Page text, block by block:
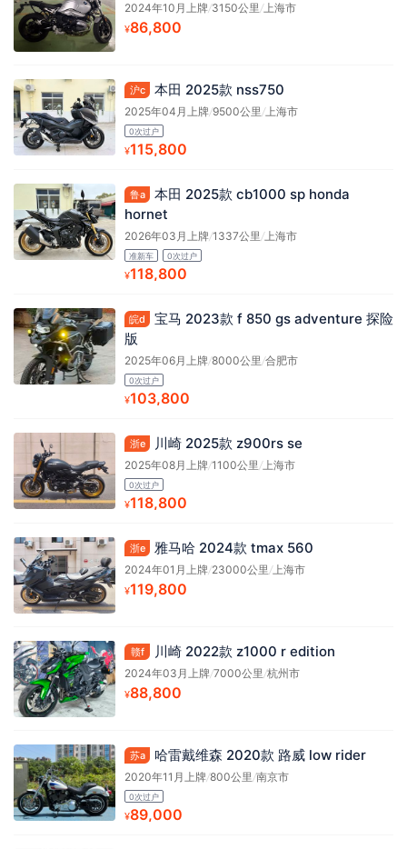
2024年10月上牌/3150公里/上海市
¥86,800
沪c 本田 2025款 nss750
2025年04月上牌/9500公里/上海市
0次过户
¥115,800
鲁a
本田 2025款 cb1000 sp honda
hornet
2026年03月上牌/1337公里/上海市
准新车 0次过户
¥118,800
皖d
宝马 2023款 f 850 gs adventure 探险
版
2025年06月上牌/8000公里 /合肥市
0次过户
¥103,800
浙e 川崎 2025款 z900rs se
2025年08月上牌/1100公里 /上海市
0次过户
¥118,800
浙e 雅马哈 2024款 tmax 560
2024年01月上牌/23000公里 /上海市
¥119,800
赣f 川崎 2022款 z1000 r edition
2024年03月上牌/7000公里 /杭州市
¥88,800
苏a 哈雷戴维森 2020款 路威 low rider
2020年11月上牌/800公里 /南京市
0次过户
¥89,000